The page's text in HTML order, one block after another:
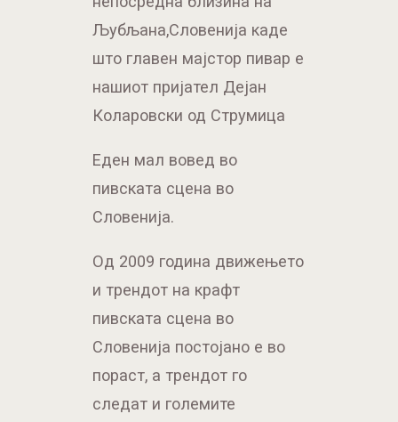
Љубљана,Словенија каде
што главен мајстор пивар е
нашиот пријател Дејан
Коларовски од Струмица
Еден мал вовед во
пивската сцена во
Словенија.
Од 2009 година движењето
и трендот на крафт
пивската сцена во
Словенија постојано е во
пораст, а трендот го
следат и големите